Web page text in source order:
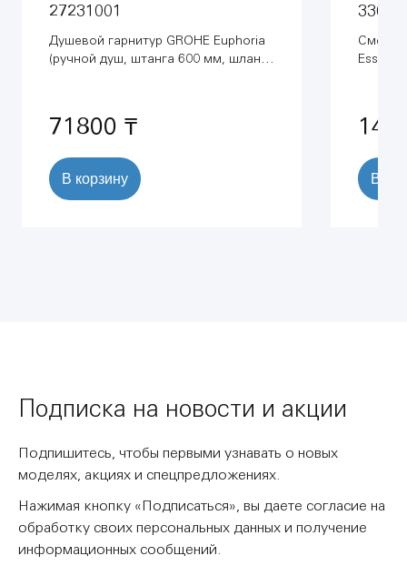
27231001
Душевой гарнитур GROHE Euphoria
(ручной душ, штанга 600 мм, шланг
71800 ₸
В корзину В
Подписка на новости и акции
Подпишитесь, чтобы первыми узнавать о новых
моделях, акциях и спецпредложениях.
Нажимая кнопку «Подписаться», вы даете согласие на
обработку своих персональных данных и получение
информационных сообщений.